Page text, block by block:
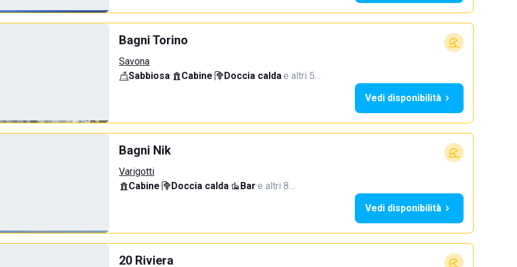
Bagni Torino
Savona
Sabbiosa· Cabine· Doccia calda·e altri 5…
Vedi disponibilità
Bagni Nik
Varigotti
Cabine· Doccia calda· Bar·e altri 8…
Vedi disponibilità
20 Riviera